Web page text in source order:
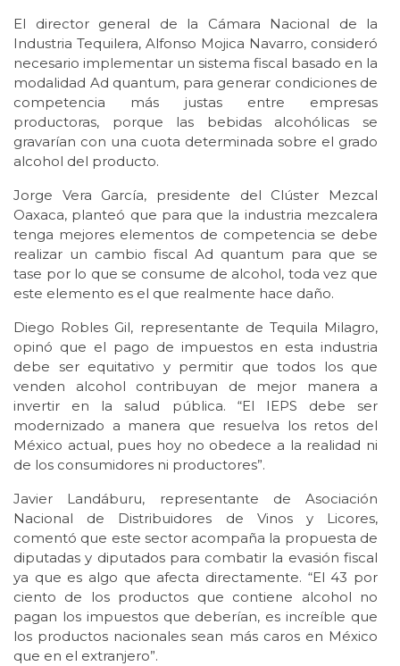
El director general de la Cámara Nacional de la
Industria Tequilera, Alfonso Mojica Navarro, consideró
necesario implementar un sistema fiscal basado en la
modalidad Ad quantum, para generar condiciones de
competencia más justas entre empresas
productoras, porque las bebidas alcohólicas se
gravarían con una cuota determinada sobre el grado
alcohol del producto.
Jorge Vera García, presidente del Clúster Mezcal
Oaxaca, planteó que para que la industria mezcalera
tenga mejores elementos de competencia se debe
realizar un cambio fiscal Ad quantum para que se
tase por lo que se consume de alcohol, toda vez que
este elemento es el que realmente hace daño.
Diego Robles Gil, representante de Tequila Milagro,
opinó que el pago de impuestos en esta industria
debe ser equitativo y permitir que todos los que
venden alcohol contribuyan de mejor manera a
invertir en la salud pública. “El IEPS debe ser
modernizado a manera que resuelva los retos del
México actual, pues hoy no obedece a la realidad ni
de los consumidores ni productores”.
Javier Landáburu, representante de Asociación
Nacional de Distribuidores de Vinos y Licores,
comentó que este sector acompaña la propuesta de
diputadas y diputados para combatir la evasión fiscal
ya que es algo que afecta directamente. “El 43 por
ciento de los productos que contiene alcohol no
pagan los impuestos que deberían, es increíble que
los productos nacionales sean más caros en México
que en el extranjero”.